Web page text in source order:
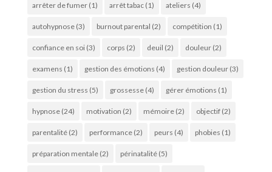
arrêter de fumer(1) arrêt tabac(1) ateliers (4)
autohypnose(3) burnout parental (2) compétition (1)
confiance en soi(3) corps (2) deuil (2) douleur(2)
examens (1) gestion des émotions (4) gestion douleur(3)
gestion du stress (5) grossesse(4) gérer émotions (1)
hypnose(24) motivation (2) mémoire(2) objectif(2)
parentalité(2) performance(2) peurs (4) phobies (1)
préparation mentale(2) périnatalité(5)